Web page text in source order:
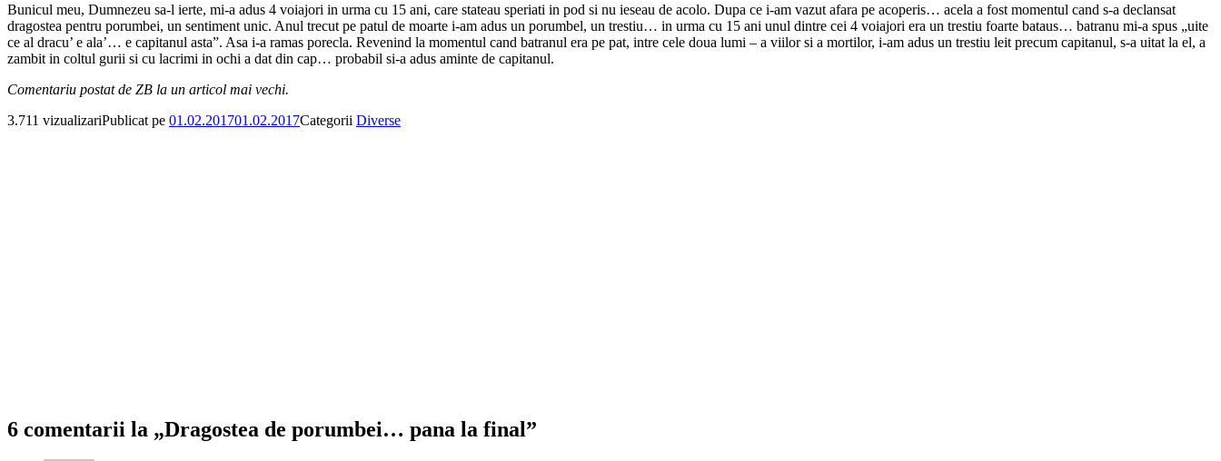
Bunicul meu, Dumnezeu sa-l ierte, mi-a adus 4 voiajori in urma cu 15 ani, care stateau speriati in pod si nu ieseau de acolo. Dupa ce i-am vazut afara pe acoperis… acela a fost momentul cand s-a declansat
dragostea pentru porumbei, un sentiment unic. Anul trecut pe patul de moarte i-am adus un porumbel, un trestiu… in urma cu 15 ani unul dintre cei 4 voiajori era un trestiu foarte bataus… batranu mi-a spus „uite
ce al dracu’ e ala’… e capitanul asta”. Asa i-a ramas porecla. Revenind la momentul cand batranul era pe pat, intre cele doua lumi – a viilor si a mortilor, i-am adus un trestiu leit precum capitanul, s-a uitat la el, a
zambit in coltul gurii si cu lacrimi in ochi a dat din cap… probabil si-a adus aminte de capitanul.
Comentariu postat de ZB la un articol mai vechi.
3.711 vizualizariPublicat pe 01.02.201701.02.2017Categorii Diverse
6 comentarii la „Dragostea de porumbei… pana la final”